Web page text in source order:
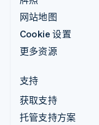
网站地图
Cookie 设置
更多资源
支持
获取支持
托管支持方案